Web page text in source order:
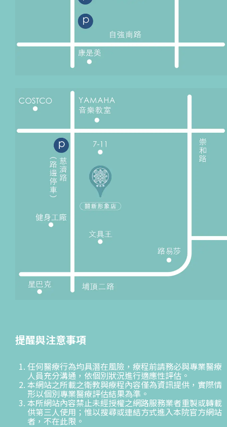
提醒與注意事項
任何醫療行為均具潛在風險，療程前請務必與專業醫療
人員充分溝通，依個別狀況進行適應性評估。
本網站之所載之衛教與療程內容僅為資訊提供，實際情
形以個別專業醫療評估結果為準。
本所網站內容禁止未經授權之網路服務業者重製或轉載
供第三人使用；惟以搜尋或連結方式進入本院官方網站
者，不在此限。